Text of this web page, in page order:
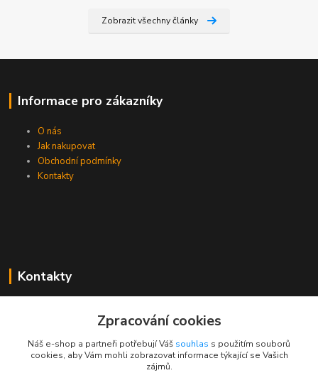
Zobrazit všechny články
Informace pro zákazníky
O nás
Jak nakupovat
Obchodní podmínky
Kontakty
Kontakty
+420 733 530 378
(Po-Pá, 8-15 hod.)
Zpracování cookies
Náš e-shop a partneři potřebují Váš souhlas s použitím souborů
cookies, aby Vám mohli zobrazovat informace týkající se Vašich
zájmů.